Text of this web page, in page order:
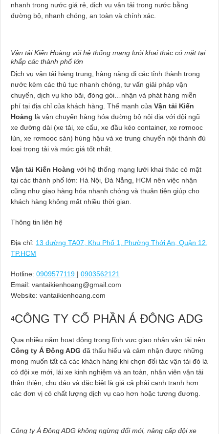
nhanh trong nước giá rẻ, dịch vụ vận tải trong nước bằng
đường bộ, nhanh chóng, an toàn và chính xác.
Vận tải Kiến Hoàng với hệ thống mạng lưới khai thác có mặt tại
khắp các thành phố lớn
Dịch vụ vận tải hàng trung, hàng nặng đi các tỉnh thành trong
nước kèm các thủ tục nhanh chóng, tư vấn giải pháp vận
chuyển, dịch vụ kho bãi, đóng gói…nhận và phát hàng miễn
phí tại địa chỉ của khách hàng. Thế mạnh củaVận tải Kiến
Hoàng là vận chuyển hàng hóa đường bộ nội địa với đội ngũ
xe đường dài (xe tải, xe cẩu, xe đầu kéo container, xe rơmooc
lùn, xe rơmooc sàn) hùng hậu và xe trung chuyển nội thành đủ
loại trọng tải và mức giá tốt nhất.
Vận tải Kiến Hoàng với hệ thống mạng lưới khai thác có mặt
tại các thành phố lớn: Hà Nội, Đà Nẵng, HCM nên việc nhận
cũng như giao hàng hóa nhanh chóng và thuận tiện giúp cho
khách hàng không mất nhiều thời gian.
Thông tin liên hệ
Địa chỉ: 13 đường TA07, Khu Phố 1, Phường Thới An, Quận 12,
TP.HCM
Hotline: 0909577119 |0903562121
Email: vantaikienhoang@gmail.com
Website: vantaikienhoang.com
4CÔNG TY CỔ PHẦN Á ĐÔNG ADG
Qua nhiều năm hoạt động trong lĩnh vực giao nhận vận tải nên
Công ty Á Đông ADG đã thấu hiểu và cảm nhận được những
mong muốn tất cả các khách hàng khi chọn đối tác vận tải đó là
có đội xe mới, lái xe kinh nghiệm và an toàn, nhân viên vận tải
thân thiện, chu đáo và đặc biệt là giá cả phải cạnh tranh hơn
các đơn vị có chất lượng dịch vụ cao hơn hoặc tương đương.
Công ty Á Đông ADG không ngừng đổi mới, nâng cấp đội xe